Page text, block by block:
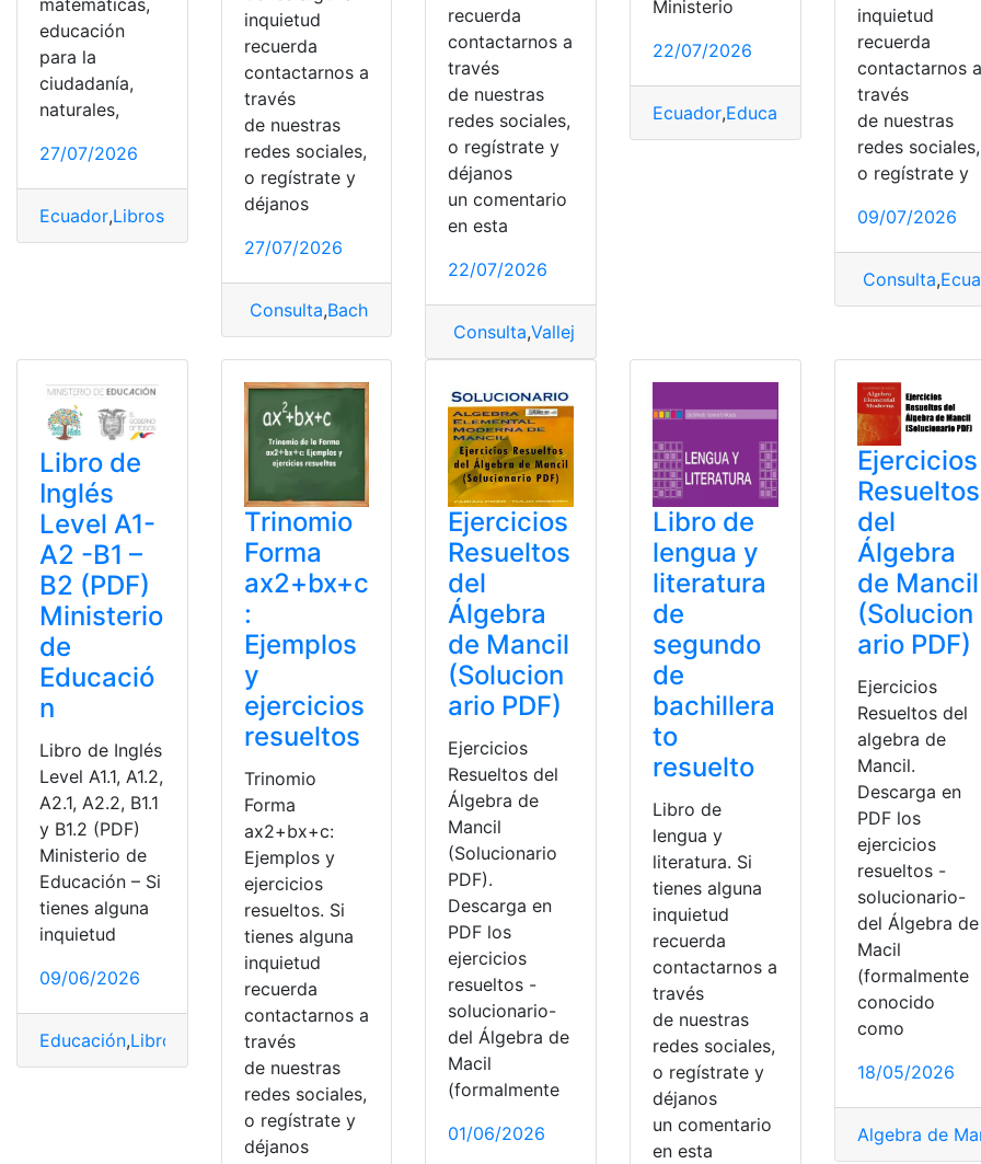
educación
para la
ciudadanía,
naturales,
27/07/2026
Ecuador,Libros Ministerio de Educación Recursos Educativos
inquietud
recuerda
contactarnos a
través
de nuestras
redes sociales,
o regístrate y
déjanos
27/07/2026
Consulta,Bachillerato ,Biología,Libro,Libro de biología
recuerda
contactarnos a
través
de nuestras
redes sociales,
o regístrate y
déjanos
un comentario
en esta
22/07/2026
Consulta,Vallejo Zambrano
Ministerio
22/07/2026
Ecuador,Educación Inglés, Libro de inglés
inquietud
recuerda
contactarnos a
través
de nuestras
redes sociales,
o regístrate y
09/07/2026
Consulta,
Libro de
Inglés
Level A1-
A2 -B1 –
B2 (PDF)
Ministerio
de
Educació
n
Libro de Inglés
Level A1.1, A1.2,
A2.1, A2.2, B1.1
y B1.2 (PDF)
Ministerio de
Educación – Si
tienes alguna
inquietud
09/06/2026
Educación,Libros Libros resueltos ministerio ,Ministerio de Educación
Trinomio
Forma
ax2+bx+c
:
Ejemplos
y
ejercicios
resueltos
Trinomio
Forma
ax2+bx+c:
Ejemplos y
ejercicios
resueltos. Si
tienes alguna
inquietud
recuerda
contactarnos a
través
de nuestras
redes sociales,
o regístrate y
déjanos
Ejercicios
Resueltos
del
Álgebra
de Mancil
(Solucion
ario PDF)
Ejercicios
Resueltos del
Álgebra de
Mancil
(Solucionario
PDF).
Descarga en
PDF los
ejercicios
resueltos -
solucionario-
del Álgebra de
Macil
(formalmente
01/06/2026
Libro de
lengua y
literatura
de
segundo
de
bachillera
to
resuelto
Libro de
lengua y
literatura. Si
tienes alguna
inquietud
recuerda
contactarnos a
través
de nuestras
redes sociales,
o regístrate y
déjanos
un comentario
en esta
Ejercicios
Resueltos
del
Álgebra
de Mancil
(Solucion
ario PDF)
Ejercicios
Resueltos del
algebra de
Mancil.
Descarga en
PDF los
ejercicios
resueltos -
solucionario-
del Álgebra de
Macil
(formalmente
conocido
como
18/05/2026
Algebra de